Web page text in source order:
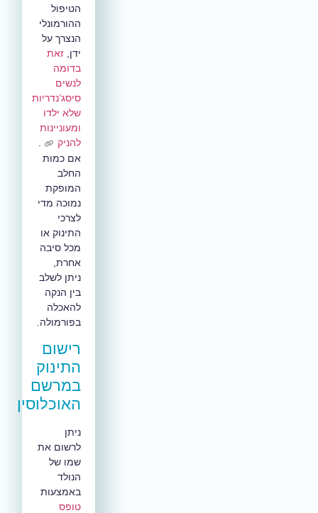
הטיפול
ההורמונלי
הנצרך על
ידן,זאת
בדומה
לנשים
סיסג’נדריות
שלא ילדו
ומעוניינות
להניק
.
אם כמות
החלב
המופקת
נמוכה מדי
לצרכי
התינוק או
מכל סיבה
אחרת,
ניתן לשלב
בין הנקה
להאכלה
בפורמולה.
רישום
התינוק
במרשם
האוכלוסין
ניתן
לרשום את
שמו של
הנולד
באמצעות
טופס